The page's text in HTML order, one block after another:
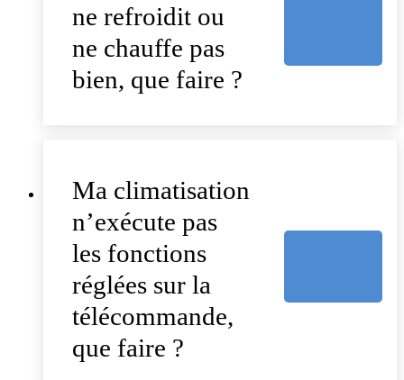
ne refroidit ou
ne chauffe pas
bien, que faire ?
Ma climatisation
n’exécute pas
les fonctions
réglées sur la
télécommande,
que faire ?